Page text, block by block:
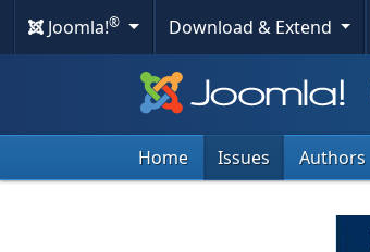
Joomla!® Download & Extend
Home Issues Authors